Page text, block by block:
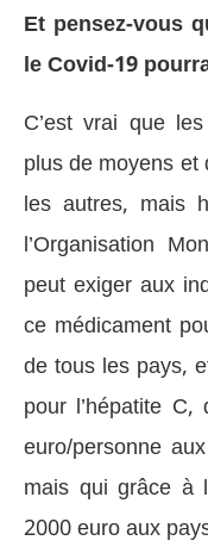
Et pensez-vous
le Covid-19
C’est vrai que
plus de moyens
les autres, mais
l’Organisation
peut exiger aux
ce médicament
de tous les pays,
pour l’hépatite
euro/personne
mais qui grâce à
2000 euro aux